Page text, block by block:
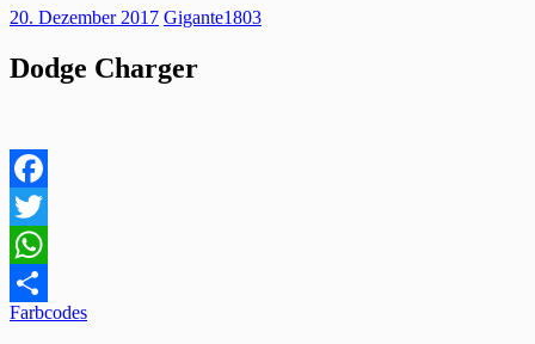
20. Dezember 2017 Gigante1803
Dodge Charger
Facebook
Twitter
WhatsApp
Teilen
Beitragsnavigation
Farbcodes